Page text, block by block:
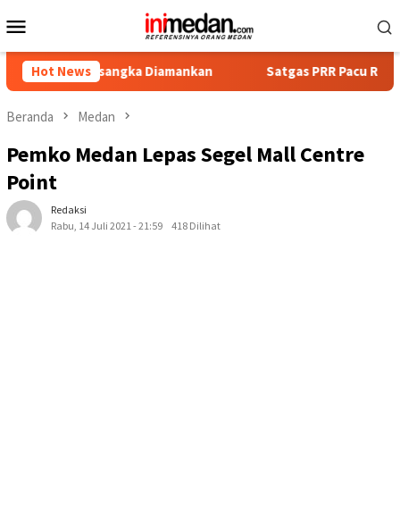
ke
Mobile
Hot NewsDiamankan Satgas PRR Pacu Realisasi
Beranda Medan
Pemko Medan Lepas Segel Mall Centre
Point
Redaksi
Rabu, 14 Juli 2021 - 21:59
418 Dilihat